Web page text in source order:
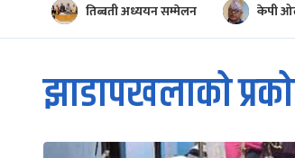
तिब्बती अध्ययन सम्मेलन केपी
झाडापखलाको